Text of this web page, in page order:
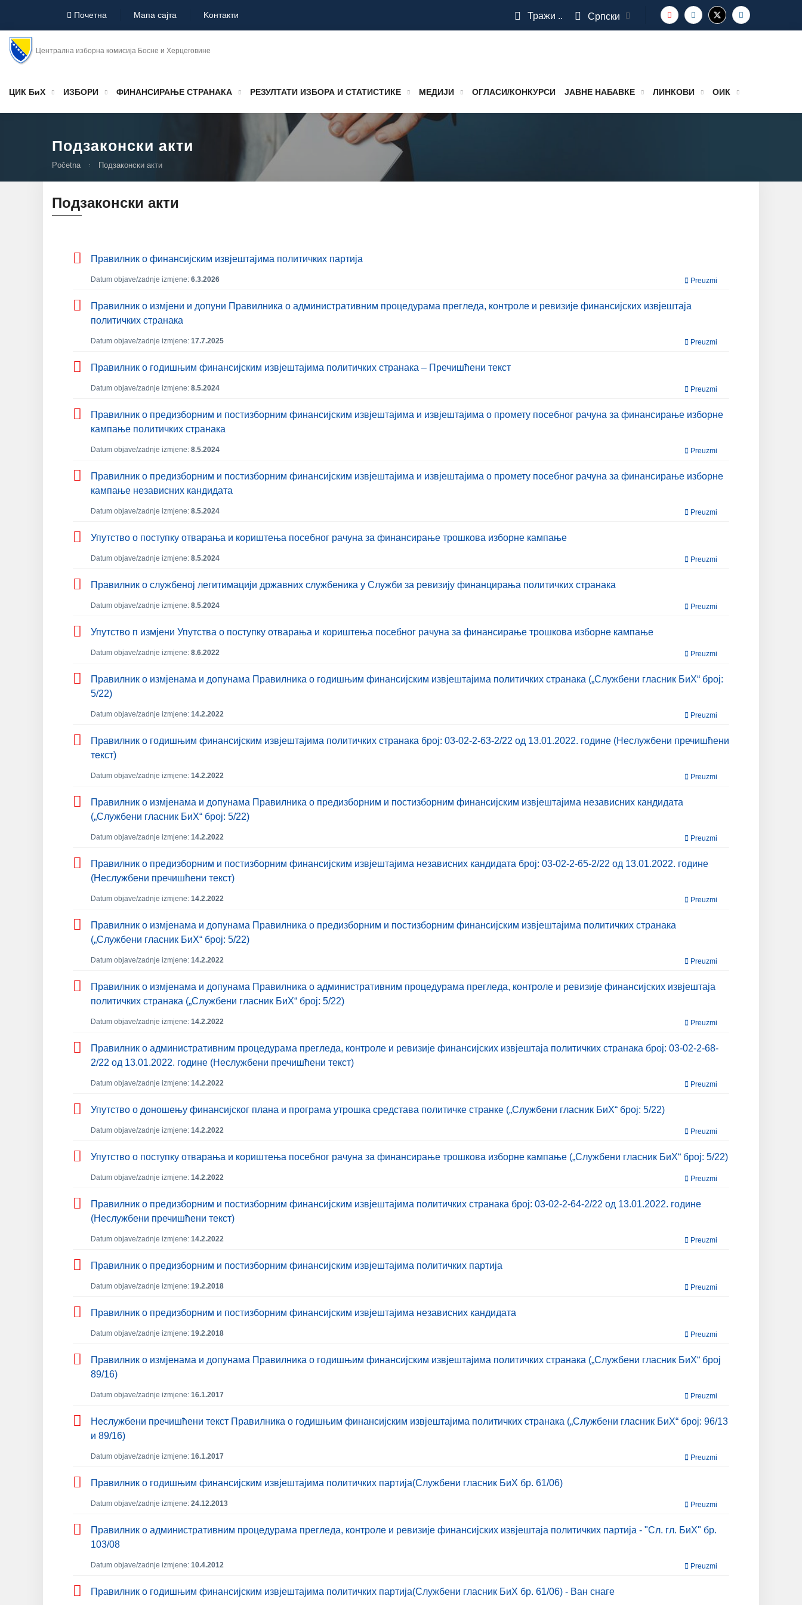
Почетна Мапа сајта Koнтакти Тражи .. Српски
Централна изборна комисија Босне и Херцеговине
ЦИК БиХ ИЗБОРИ ФИНАНСИРАЊЕ СТРАНАКА РЕЗУЛТАТИ ИЗБОРА И СТАТИСТИКЕ МЕДИЈИ ОГЛАСИ/КОНКУРСИ ЈАВНЕ НАБАВКЕ ЛИНКОВИ ОИК
Подзаконски акти
Početna Подзаконски акти
Подзаконски акти
Правилник о финансијским извјештајима политичких партија
Datum objave/zadnje izmjene: 6.3.2026 Preuzmi
Правилник о измјени и допуни Правилника о административним процедурама прегледа, контроле и ревизије финансијских извјештаја
политичких странака
Datum objave/zadnje izmjene: 17.7.2025 Preuzmi
Правилник о годишњим финансијским извјештајима политичких странака – Пречишћени текст
Datum objave/zadnje izmjene: 8.5.2024 Preuzmi
Правилник о предизборним и постизборним финансијским извјештајима и извјештајима о промету посебног рачуна за финансирање изборне
кампање политичких странака
Datum objave/zadnje izmjene: 8.5.2024 Preuzmi
Правилник о предизборним и постизборним финансијским извјештајима и извјештајима о промету посебног рачуна за финансирање изборне
кампање независних кандидата
Datum objave/zadnje izmjene: 8.5.2024 Preuzmi
Упутствo о поступку отварања и кориштења посебног рачуна за финансирање трошкова изборне кампање
Datum objave/zadnje izmjene: 8.5.2024 Preuzmi
Правилник о службеној легитимацији државних службеника у Служби за ревизију финанцирања политичких странака
Datum objave/zadnje izmjene: 8.5.2024 Preuzmi
Упутство п измјени Упутства о поступку отварања и кориштења посебног рачуна за финансирање трошкова изборне кампање
Datum objave/zadnje izmjene: 8.6.2022 Preuzmi
Правилник о измјенама и допунама Правилника о годишњим финансијским извјештајима политичких странака („Службени гласник БиХ“ број:
5/22)
Datum objave/zadnje izmjene: 14.2.2022 Preuzmi
Правилник о годишњим финансијским извјештајима политичких странака број: 03-02-2-63-2/22 од 13.01.2022. године (Неслужбени пречишћени
текст)
Datum objave/zadnje izmjene: 14.2.2022 Preuzmi
Правилник о измјенама и допунама Правилника о предизборним и постизборним финансијским извјештајима независних кандидата
(„Службени гласник БиХ“ број: 5/22)
Datum objave/zadnje izmjene: 14.2.2022 Preuzmi
Правилник о предизборним и постизборним финансијским извјештајима независних кандидата број: 03-02-2-65-2/22 од 13.01.2022. године
(Неслужбени пречишћени текст)
Datum objave/zadnje izmjene: 14.2.2022 Preuzmi
Правилник о измјенама и допунама Правилника о предизборним и постизборним финансијским извјештајима политичких странака
(„Службени гласник БиХ“ број: 5/22)
Datum objave/zadnje izmjene: 14.2.2022 Preuzmi
Правилник о измјенама и допунама Правилника о административним процедурама прегледа, контроле и ревизије финансијских извјештаја
политичких странака („Службени гласник БиХ“ број: 5/22)
Datum objave/zadnje izmjene: 14.2.2022 Preuzmi
Правилник о административним процедурама прегледа, контроле и ревизије финансијских извјештаја политичких странака број: 03-02-2-68-
2/22 од 13.01.2022. године (Неслужбени пречишћени текст)
Datum objave/zadnje izmjene: 14.2.2022 Preuzmi
Упутство о доношењу финансијског плана и програма утрошка средстава политичке странке („Службени гласник БиХ“ број: 5/22)
Datum objave/zadnje izmjene: 14.2.2022 Preuzmi
Упутство о поступку отварања и кориштења посебног рачуна за финансирање трошкова изборне кампање („Службени гласник БиХ“ број: 5/22)
Datum objave/zadnje izmjene: 14.2.2022 Preuzmi
Правилник о предизборним и постизборним финансијским извјештајима политичких странака број: 03-02-2-64-2/22 од 13.01.2022. године
(Неслужбени пречишћени текст)
Datum objave/zadnje izmjene: 14.2.2022 Preuzmi
Правилник о предизборним и постизборним финансијским извјештајима политичких партија
Datum objave/zadnje izmjene: 19.2.2018 Preuzmi
Правилник о предизборним и постизборним финансијским извјештајима независних кандидата
Datum objave/zadnje izmjene: 19.2.2018 Preuzmi
Правилник о измјенама и допунама Правилника о годишњим финансијским извјештајима политичких странака („Службени гласник БиХ“ број
89/16)
Datum objave/zadnje izmjene: 16.1.2017 Preuzmi
Неслужбени пречишћени текст Правилника о годишњим финансијским извјештајима политичких странака („Службени гласник БиХ“ број: 96/13
и 89/16)
Datum objave/zadnje izmjene: 16.1.2017 Preuzmi
Правилник о годишњим финансијским извјештајима политичких партија(Службени гласник БиХ бр. 61/06)
Datum objave/zadnje izmjene: 24.12.2013 Preuzmi
Правилник о административним процедурама прегледа, контроле и ревизије финансијских извјештаја политичких партија - "Сл. гл. БиХ" бр.
103/08
Datum objave/zadnje izmjene: 10.4.2012 Preuzmi
Правилник о годишњим финансијским извјештајима политичких партија(Службени гласник БиХ бр. 61/06) - Ван снаге